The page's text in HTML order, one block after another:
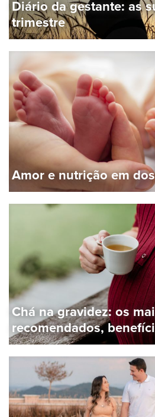
Diário da gestante: as
trimestre
Amor e nutrição em
Chá na gravidez: os
recomendados,